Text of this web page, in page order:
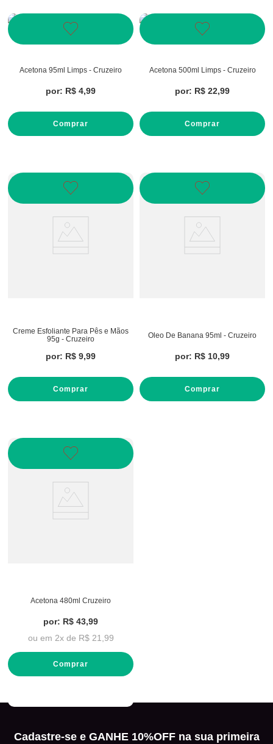
Acetona 95ml Limps - Cruzeiro
por: R$ 4,99
Comprar
Acetona 500ml Limps - Cruzeiro
por: R$ 22,99
Comprar
Creme Esfoliante Para Pês e Mãos
95g - Cruzeiro
por: R$ 9,99
Comprar
Oleo De Banana 95ml - Cruzeiro
por: R$ 10,99
Comprar
Acetona 480ml Cruzeiro
por: R$ 43,99
ou em 2x de R$ 21 99
Comprar
Cadastre-se e GANHE 10%OFF na sua primeira